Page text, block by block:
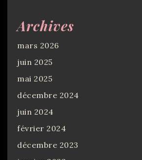
Archives
mars 2026
juin 2025
mai 2025
décembre 2024
juin 2024
février 2024
décembre 2023